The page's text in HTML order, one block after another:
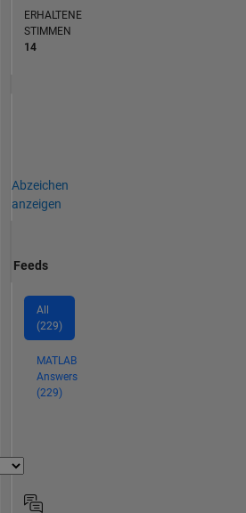
ERHALTENE
STIMMEN
14
Abzeichen
anzeigen
Feeds
All
(229)
MATLAB
Answers
(229)